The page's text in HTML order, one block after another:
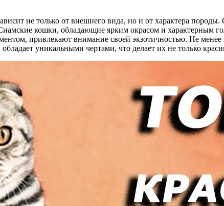
не только от внешнего вида, но и от характера
кошки, обладающие ярким окрасом и характерным
привлекают внимание своей экзотичностью. Не
уникальными чертами, что делает их не только